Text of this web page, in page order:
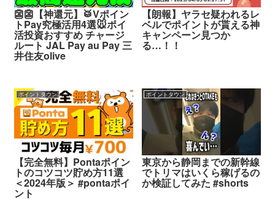
👺👺【神還元】🥁Vポイン
トPay究極活用4選🐭ポイ
活投資おすすめ チャージ
ルート JAL Pay au Pay 三
井住友olive
【朗報】ヤラセ疑われるレ
ベルでポイントが貰える神
キャンペーン見つか
る…！！
ポイントタウン
【完全無料】Pontaポイン
トのコツコツ貯め方11選
＜2024年版＞ #pontaポイ
ント
ポイントタウン
東京から静岡までの新幹線
でトリマはいくら稼げるの
か検証してみた #shorts